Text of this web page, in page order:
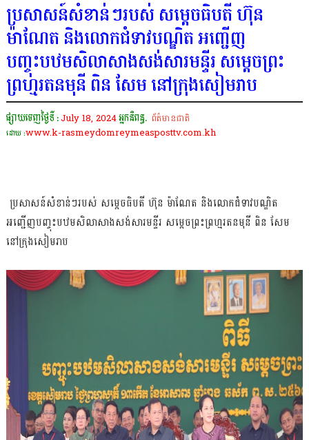
ប្រសាសន៍សំខាន់ៗរបស់ សម្ដេចធិបតី ហ៊ុន
ម៉ាណែត និងលោកជំទាវបណ្ឌិត អញ្ជើញ
បញ្ចុះបឋមសិលាសាងសង់សារមន្ទីរ សម្ដេចព្រះ
ព្រហ្មរតនមុនី ពិន សែម នៅក្រុងសៀមរាប
ផ្សាយចេញថ្ងៃទី :July 18, 2024អ្នកនិពន្ធ. ព័ត៌មានជាតិ
ដោយ :www.k-rasmeydomreymeasposttv.com.kh
ប្រសាសន៍សំខាន់ៗរបស់ សម្ដេចធិបតី ហ៊ុន ម៉ាណែត និងលោកជំទាវបណ្ឌិត
អញ្ជើញបញ្ចុះបឋមសិលាសាងសង់សារមន្ទីរ សម្ដេចព្រះព្រហ្មរតនមុនី ពិន សែម
នៅក្រុងសៀមរាប